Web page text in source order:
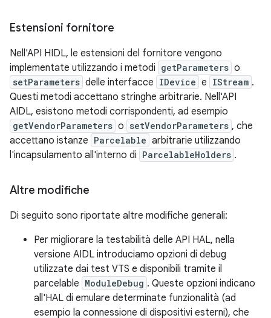
Estensioni fornitore
Nell'API HIDL, le estensioni del fornitore vengono
implementate utilizzando i metodi getParameters o
setParameters delle interfacce IDevice e IStream .
Questi metodi accettano stringhe arbitrarie. Nell'API
AIDL, esistono metodi corrispondenti, ad esempio
getVendorParameters o setVendorParameters , che
accettano istanze Parcelable arbitrarie utilizzando
l'incapsulamento all'interno di ParcelableHolders .
Altre modifiche
Di seguito sono riportate altre modifiche generali:
Per migliorare la testabilità delle API HAL, nella
versione AIDL introduciamo opzioni di debug
utilizzate dai test VTS e disponibili tramite il
parcelable ModuleDebug . Queste opzioni indicano
all'HAL di emulare determinate funzionalità (ad
esempio la connessione di dispositivi esterni), che